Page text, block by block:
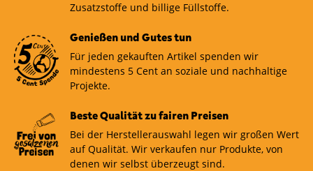
Zusatzstoffe und billige Füllstoffe.
Genießen und Gutes tun
Für jeden gekauften Artikel spenden wir
mindestens 5 Cent an soziale und nachhaltige
Projekte.
Beste Qualität zu fairen Preisen
Bei der Herstellerauswahl legen wir großen Wert
auf Qualität. Wir verkaufen nur Produkte, von
denen wir selbst überzeugt sind.